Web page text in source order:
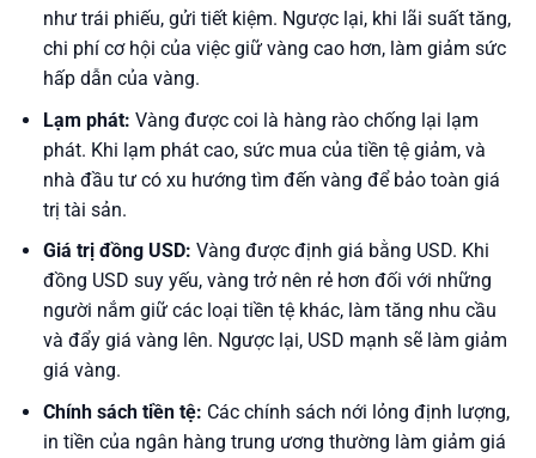
như trái phiếu, gửi tiết kiệm. Ngược lại, khi lãi suất tăng,
chi phí cơ hội của việc giữ vàng cao hơn, làm giảm sức
hấp dẫn của vàng.
Lạm phát: Vàng được coi là hàng rào chống lại lạm
phát. Khi lạm phát cao, sức mua của tiền tệ giảm, và
nhà đầu tư có xu hướng tìm đến vàng để bảo toàn giá
trị tài sản.
Giá trị đồng USD: Vàng được định giá bằng USD. Khi
đồng USD suy yếu, vàng trở nên rẻ hơn đối với những
người nắm giữ các loại tiền tệ khác, làm tăng nhu cầu
và đẩy giá vàng lên. Ngược lại, USD mạnh sẽ làm giảm
giá vàng.
Chính sách tiền tệ: Các chính sách nới lỏng định lượng,
in tiền của ngân hàng trung ương thường làm giảm giá